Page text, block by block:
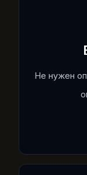
Не нужен